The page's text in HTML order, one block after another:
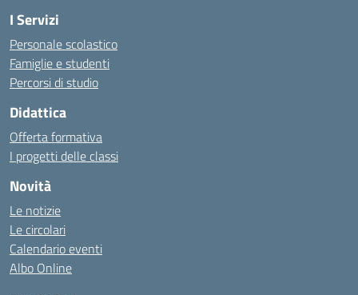
I Servizi
Personale scolastico
Famiglie e studenti
Percorsi di studio
Didattica
Offerta formativa
I progetti delle classi
Novità
Le notizie
Le circolari
Calendario eventi
Albo Online